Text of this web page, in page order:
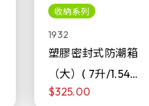
收納系列
1932
塑膠密封式防潮箱
（大）( 7升/1.54加
侖)
$325.00